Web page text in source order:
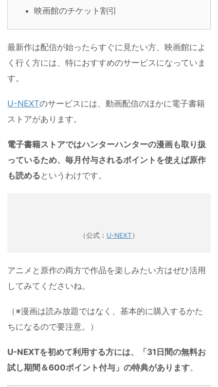
映画館のチケット割引
最新作は配信が始ったらすぐに見たい方、映画館によ
く行く方には、特におすすめのサービスになっていま
す。
U-NEXTのサービスには、動画配信のほかに電子書籍
ストアがあります。
電子書籍ストアではハンターハンターの漫画も取り扱
っているため、毎月付与されるポイントを使えば原作
も読める というわけです。
（公式： U-NEXT）
アニメと原作の両方で作品を楽しみたい方はぜひ活用
してみてくださいね。
（※漫画は読み放題ではなく、基本的に購入するかた
ちになるので要注意。）
U-NEXTを初めて利用する方には、「31日間の無料お
試し期間＆600ポイント付与」の特典があります。